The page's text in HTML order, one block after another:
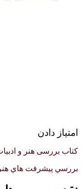
امتیاز دادن
کتاب بررسی هنر و
بررسي پيشرفت هاي